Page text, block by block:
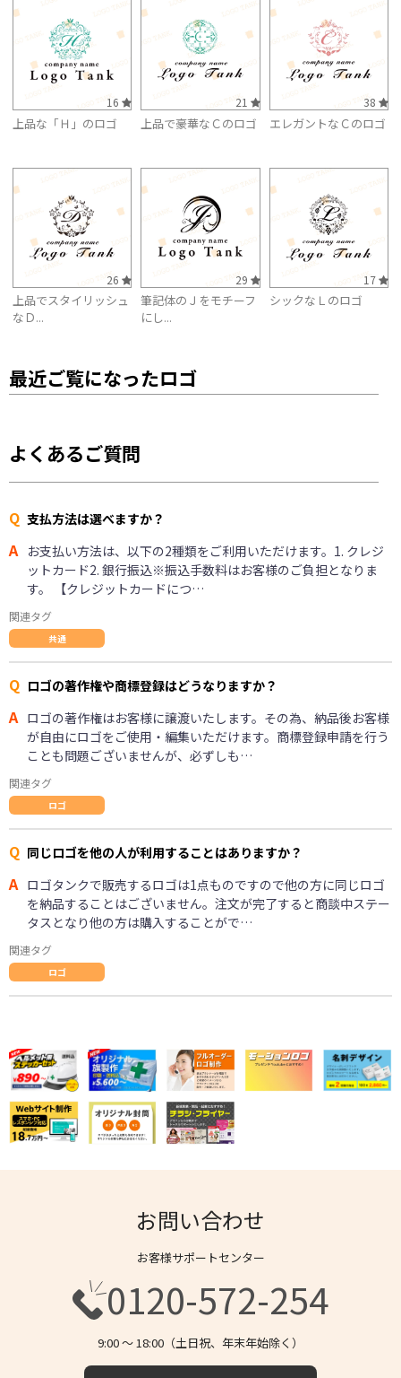
16
上品な「Ｈ」のロゴ
21
上品で豪華なＣのロゴ
38
エレガントなＣのロゴ
26
上品でスタイリッシュ
なＤ...
29
筆記体のＪをモチーフ
にし...
17
シックなＬのロゴ
最近ご覧になったロゴ
よくあるご質問
Q 支払方法は選べますか？
A お支払い方法は、以下の2種類をご利用いただけます。1. クレジ
ットカード2. 銀行振込※振込手数料はお客様のご負担となりま
す。 【クレジットカードにつ…
関連タグ
共通
Q ロゴの著作権や商標登録はどうなりますか？
A ロゴの著作権はお客様に譲渡いたします。その為、納品後お客様
が自由にロゴをご使用・編集いただけます。商標登録申請を行う
ことも問題ございませんが、必ずしも…
関連タグ
ロゴ
Q 同じロゴを他の人が利用することはありますか？
A ロゴタンクで販売するロゴは1点ものですので他の方に同じロゴ
を納品することはございません。注文が完了すると商談中ステー
タスとなり他の方は購入することがで…
関連タグ
ロゴ
お問い合わせ
お客様サポートセンター
0120-572-254
9:00 〜 18:00（土日祝、年末年始除く）